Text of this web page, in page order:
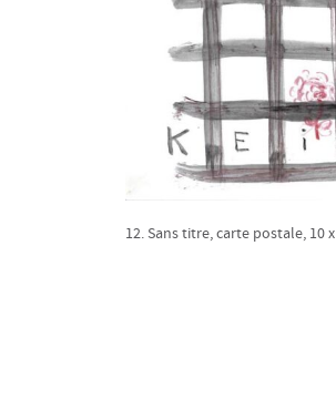
12. Sans titre, carte postale, 10